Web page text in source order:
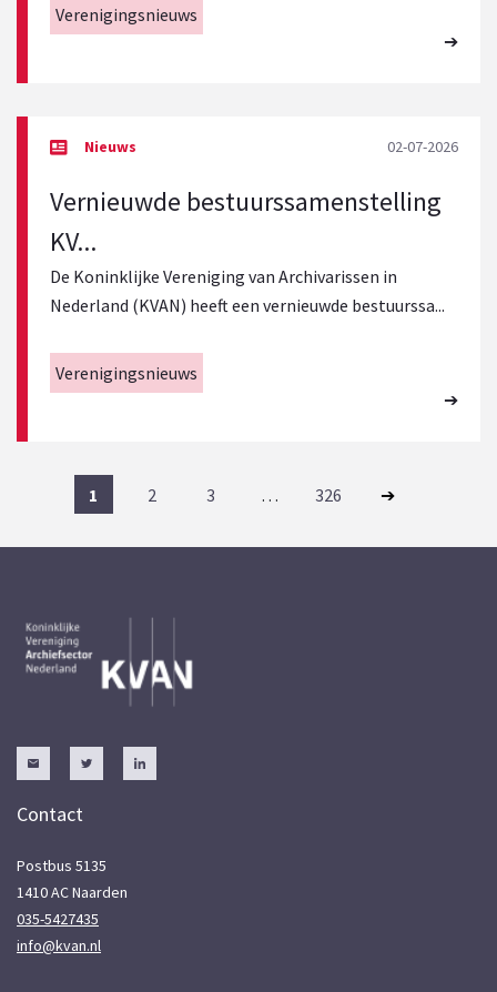
Verenigingsnieuws
02-07-2026
Vernieuwde bestuurssamenstelling
KV...
De Koninklijke Vereniging van Archivarissen in
Nederland (KVAN) heeft een vernieuwde bestuurssa...
Verenigingsnieuws
1 2 3 … 326
Contact
Postbus 5135
1410 AC Naarden
035-5427435
info@kvan.nl